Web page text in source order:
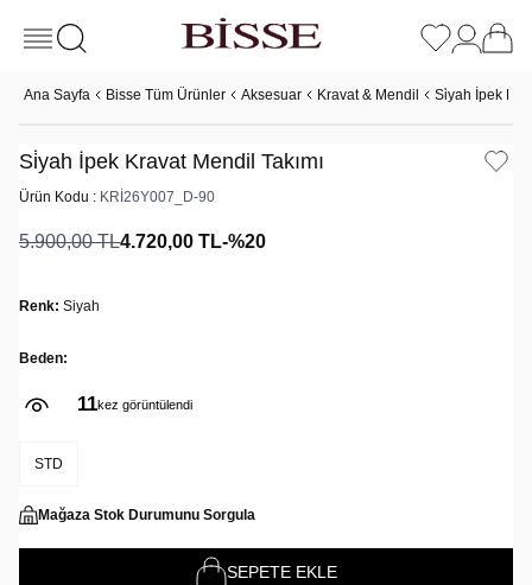
Ana Sayfa Bisse Tüm Ürünler Aksesuar Kravat & Mendil Si̇yah İpek
Si̇yah İpek Kravat Mendil Takımı
Ürün Kodu : KRİ26Y007_D-90
5.900,00TL4.720,00 TL-%20
Renk: Siyah
Beden:
11kez görüntülendi
STD
Mağaza Stok Durumunu Sorgula
SEPETE EKLE